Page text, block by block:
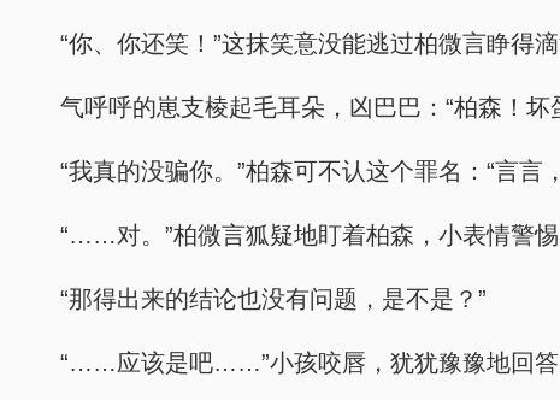
“你、你还笑！”这抹笑意没能逃过柏微言睁得
气呼呼的崽支棱起毛耳朵，凶巴巴：“柏森！坏
“我真的没骗你。”柏森可不认这个罪名：“言
“……对。”柏微言狐疑地盯着柏森，小表情警惕
“那得出来的结论也没有问题，是不是？”
“……应该是吧……”小孩咬唇，犹犹豫豫地回答